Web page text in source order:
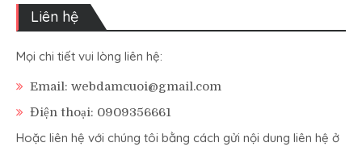
Liên hệ
Mọi chi tiết vui lòng liên hệ:
Email: webdamcuoi@gmail.com
Điện thoại: 0909356661
Hoặc liên hệ với chúng tôi bằng cách gửi nội dung liên hệ ở